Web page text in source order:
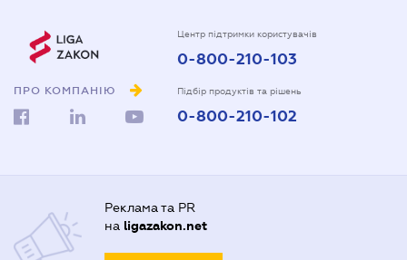
ПРО КОМПАНІЮ
Центр підтримки користувачів
0-800-210-103
Підбір продуктів та рішень
0-800-210-102
Реклама та PR
на ligazakon.net